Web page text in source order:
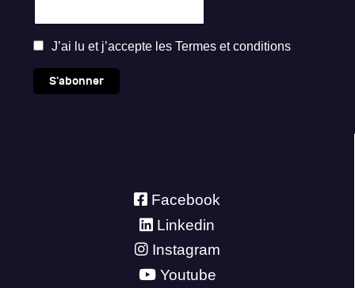
J’ai lu et j’accepte les Termes et conditions
S'abonner
Facebook
Linkedin
Instagram
Youtube